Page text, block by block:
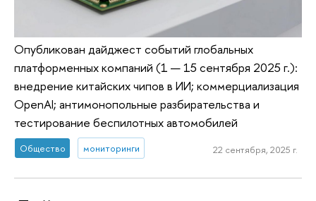
Опубликован дайджест событий глобальных
платформенных компаний (1 — 15 сентября 2025 г.):
внедрение китайских чипов в ИИ; коммерциализация
OpenAI; антимонопольные разбирательства и
тестирование беспилотных автомобилей
Общество мониторинги 22 сентября, 2025 г.